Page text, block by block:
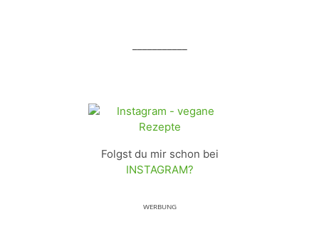
Folgst du mir schon bei
INSTAGRAM?
ᵂᴱᴿᴮᵁᴺᴳ